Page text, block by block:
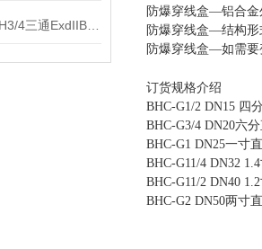
防爆穿线盒—铝合金
防爆穿线盒—结构形
防爆穿线盒—如需要
订货规格介绍
BHC-G1/2 DN15 四
BHC-G3/4 DN20六
BHC-G1 DN25一寸
BHC-G11/4 DN32
BHC-G11/2 DN40
BHC-G2 DN50两寸